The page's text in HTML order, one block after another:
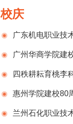
校庆
广东机电职业技
告（第一号）
广州华商学院建
行 四秩耕耘育桃
学技术职业学院（广
建校40周年校庆系
惠州学院建校80
兰州石化职业技